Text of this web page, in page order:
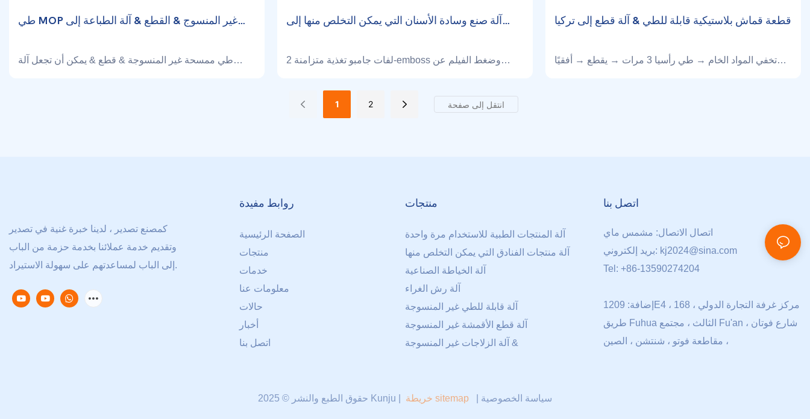
طي MOP غير المنسوج & القطع & آلة الطباعة إلى
طي ممسحة غير المنسوجة & قطع & يمكن أن تجعل آلة
آلة صنع وسادة الأسنان التي يمكن التخلص منها إلى
2 لفات جامبو تغذية متزامنة-emboss وضغط الفيلم عن
طية أوتوماتيكية --- العد عن طريق ارتفاع ارتفاع ومتساقط-
قطعة قماش بلاستيكية قابلة للطي & آلة قطع إلى تركيا
تخفي المواد الخام → طي رأسيا 3 مرات → يقطع → أفقيًا
1 2
كمصنع تصدير ، لدينا خبرة غنية في تصدير
وتقديم خدمة عملائنا بخدمة حزمة من الباب
إلى الباب لمساعدتهم على سهولة الاستيراد.
روابط مفيدة
الصفحة الرئيسية
منتجات
خدمات
معلومات عنا
حالات
أخبار
اتصل بنا
منتجات
آلة المنتجات الطبية للاستخدام مرة واحدة
آلة منتجات الفنادق التي يمكن التخلص منها
آلة الخياطة الصناعية
آلة رش الغراء
آلة قابلة للطي غير المنسوجة
آلة قطع الأقمشة غير المنسوجة
آلة الزلاجات غير المنسوجة &
اتصل بنا
اتصال الاتصال: مشمس ماي
بريد إلكتروني: kj2024@sina.com
Tel: +86-13590274204
إضافة: 1209E4 ، مركز غرفة التجارة الدولي ، 168
طريق Fuhua الثالث ، مجتمع Fu'an ، شارع فوتان
، مقاطعة فوتو ، شنتشن ، الصين
حقوق الطبع والنشر © 2025 Kunju | خريطة sitemap سياسة الخصوصية